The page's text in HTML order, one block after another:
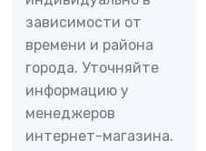
зависимости от
времени и района
города. Уточняйте
информацию у
менеджеров
интернет-магазина.